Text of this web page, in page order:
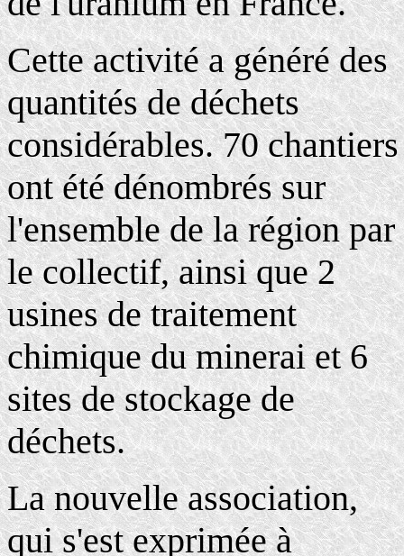
Cette activité a généré des
quantités de déchets
considérables. 70 chantiers
ont été dénombrés sur
l'ensemble de la région par
le collectif, ainsi que 2
usines de traitement
chimique du minerai et 6
sites de stockage de
déchets.
La nouvelle association,
qui s'est exprimée à